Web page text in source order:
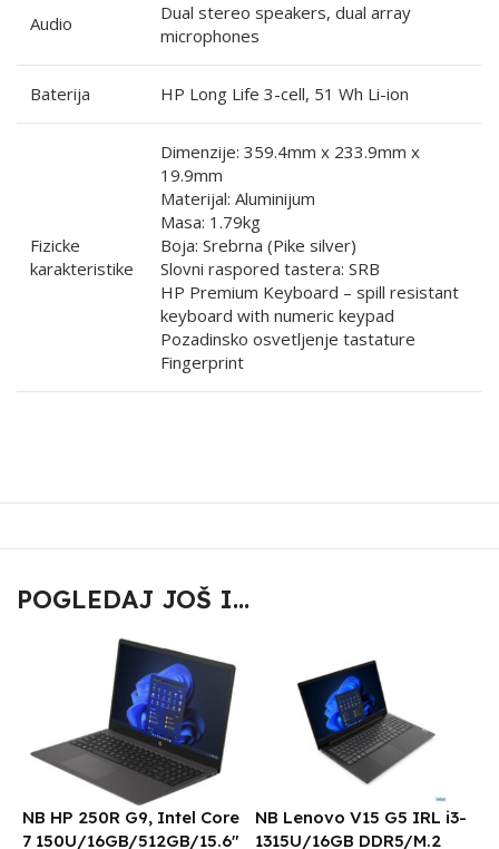
Audio
Dual stereo speakers, dual array
microphones
Baterija HP Long Life 3-cell, 51 Wh Li-ion
Fizicke
karakteristike
Dimenzije: 359.4mm x 233.9mm x
19.9mm
Materijal: Aluminijum
Masa: 1.79kg
Boja: Srebrna (Pike silver)
Slovni raspored tastera: SRB
HP Premium Keyboard – spill resistant
keyboard with numeric keypad
Pozadinsko osvetljenje tastature
Fingerprint
POGLEDAJ JOŠ I...
NB HP 250R G9, Intel Core
7 150U/16GB/512GB/15.6″
NB Lenovo V15 G5 IRL i3-
1315U/16GB DDR5/M.2